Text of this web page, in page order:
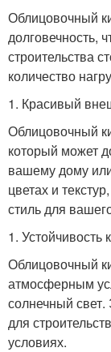
Облицовочный
долговечность,
строительства
количество
1. Красивый
Облицовочный
который может
вашему дому
цветах и
стиль для
1.
Облицовочный
атмосферным
солнечный
для
условиях.